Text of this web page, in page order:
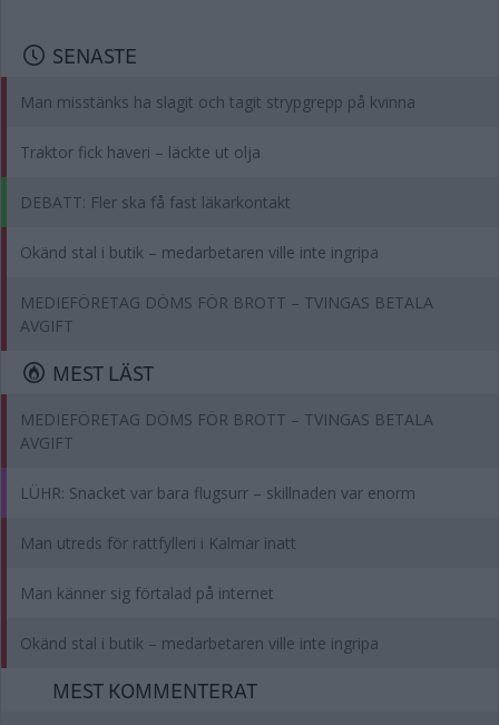
SENASTE
Man misstänks ha slagit och tagit strypgrepp på kvinna
Traktor fick haveri – läckte ut olja
DEBATT: Fler ska få fast läkarkontakt
Okänd stal i butik – medarbetaren ville inte ingripa
MEDIEFÖRETAG DÖMS FÖR BROTT – TVINGAS BETALA
AVGIFT
MEST LÄST
MEDIEFÖRETAG DÖMS FÖR BROTT – TVINGAS BETALA
AVGIFT
LÜHR: Snacket var bara flugsurr – skillnaden var enorm
Man utreds för rattfylleri i Kalmar inatt
Man känner sig förtalad på internet
Okänd stal i butik – medarbetaren ville inte ingripa
MEST KOMMENTERAT